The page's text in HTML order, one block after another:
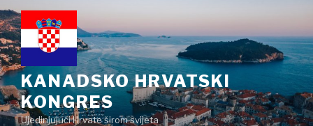
Preskoči
na
sadržaj
KANADSKO HRVATSKI
KONGRES
Ujedinjujući Hrvate širom svijeta